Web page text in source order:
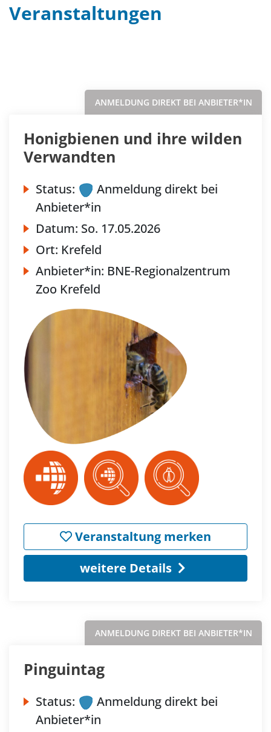
Veranstaltungen
ANMELDUNG DIREKT BEI ANBIETER*IN
Honigbienen und ihre wilden
Verwandten
Status:
Anmeldung direkt bei
Anbieter*in
Datum: So. 17.05.2026
Ort: Krefeld
Anbieter*in: BNE-Regionalzentrum
Zoo Krefeld
Veranstaltung merken
weitere Details
ANMELDUNG DIREKT BEI ANBIETER*IN
Pinguintag
Status:
Anmeldung direkt bei
Anbieter*in